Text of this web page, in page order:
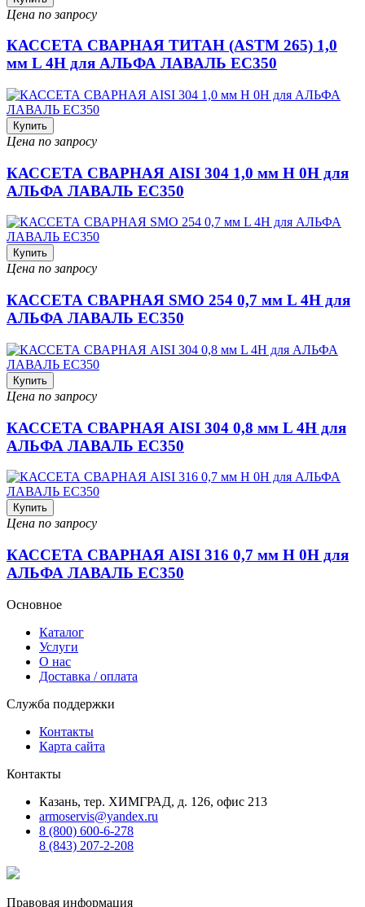
Цена по запросу
КАССЕТА СВАРНАЯ ТИТАН (ASTM 265) 1,0
мм L 4H для АЛЬФА ЛАВАЛЬ EC350
Купить
Цена по запросу
КАССЕТА СВАРНАЯ AISI 304 1,0 мм H 0H для
АЛЬФА ЛАВАЛЬ EC350
Купить
Цена по запросу
КАССЕТА СВАРНАЯ SMO 254 0,7 мм L 4H для
АЛЬФА ЛАВАЛЬ EC350
Купить
Цена по запросу
КАССЕТА СВАРНАЯ AISI 304 0,8 мм L 4H для
АЛЬФА ЛАВАЛЬ EC350
Купить
Цена по запросу
КАССЕТА СВАРНАЯ AISI 316 0,7 мм H 0H для
АЛЬФА ЛАВАЛЬ EC350
Основное
Каталог
Услуги
О нас
Доставка / оплата
Служба поддержки
Контакты
Карта сайта
Контакты
Казань, тер. ХИМГРАД, д. 126, офис 213
armoservis@yandex.ru
8 (800) 600-6-278
8 (843) 207-2-208
Правовая информация